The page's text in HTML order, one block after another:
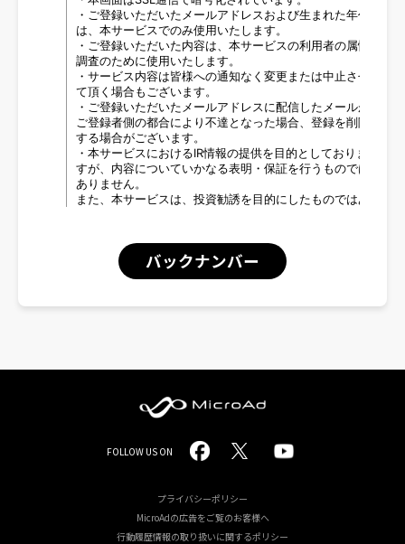
バックナンバー
MicroAd
-
Redesigning
the
FOLLOW US ON
プライバシーポリシー
MicroAdの広告をご覧のお客様へ
行動履歴情報の取り扱いに関するポリシー